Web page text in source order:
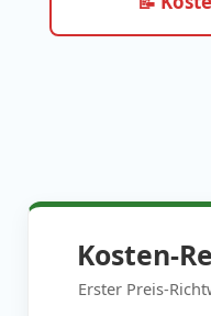
Kosten-
Erster Preis-